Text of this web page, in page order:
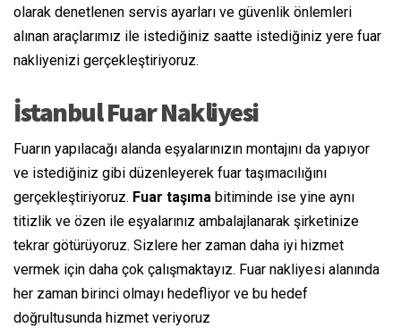
olarak denetlenen servis ayarları ve güvenlik önlemleri
alınan araçlarımız ile istediğiniz saatte istediğiniz yere fuar
nakliyenizi gerçekleştiriyoruz.
İstanbul Fuar Nakliyesi
Fuarın yapılacağı alanda eşyalarınızın montajını da yapıyor
ve istediğiniz gibi düzenleyerek fuar taşımacılığını
gerçekleştiriyoruz. Fuar taşıma bitiminde ise yine aynı
titizlik ve özen ile eşyalarınız ambalajlanarak şirketinize
tekrar götürüyoruz. Sizlere her zaman daha iyi hizmet
vermek için daha çok çalışmaktayız. Fuar nakliyesi alanında
her zaman birinci olmayı hedefliyor ve bu hedef
doğrultusunda hizmet veriyoruz